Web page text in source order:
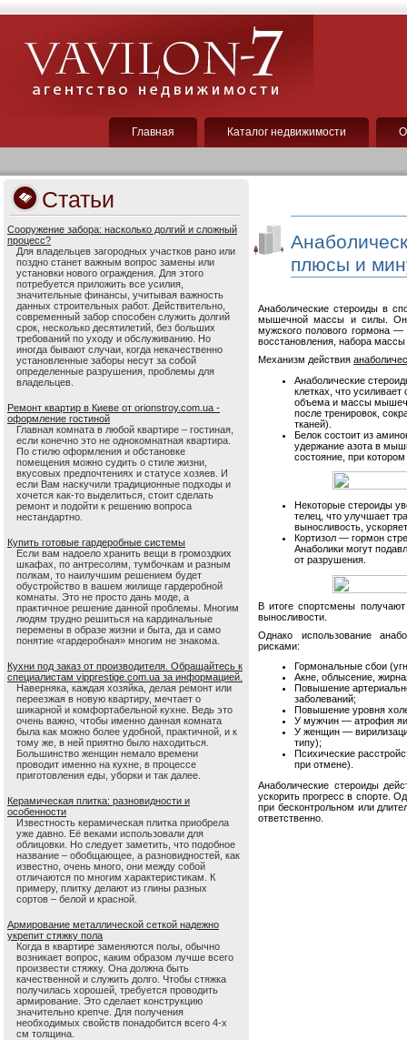
Главная Каталог недвижимости
Статьи
Сооружение забора: насколько долгий и сложный
процесс?
Для владельцев загородных участков рано или
поздно станет важным вопрос замены или
установки нового ограждения. Для этого
потребуется приложить все усилия,
значительные финансы, учитывая важность
данных строительных работ. Действительно,
современный забор способен служить долгий
срок, несколько десятилетий, без больших
требований по уходу и обслуживанию. Но
иногда бывают случаи, когда некачественно
установленные заборы несут за собой
определенные разрушения, проблемы для
владельцев.
Ремонт квартир в Киеве от orionstroy.com.ua -
оформление гостиной
Главная комната в любой квартире – гостиная,
если конечно это не однокомнатная квартира.
По стилю оформления и обстановке
помещения можно судить о стиле жизни,
вкусовых предпочтениях и статусе хозяев. И
если Вам наскучили традиционные подходы и
хочется как-то выделиться, стоит сделать
ремонт и подойти к решению вопроса
нестандартно.
Купить готовые гардеробные системы
Если вам надоело хранить вещи в громоздких
шкафах, по антресолям, тумбочкам и разным
полкам, то наилучшим решением будет
обустройство в вашем жилище гардеробной
комнаты. Это не просто дань моде, а
практичное решение данной проблемы. Многим
людям трудно решиться на кардинальные
перемены в образе жизни и быта, да и само
понятие «гардеробная» многим не знакома.
Кухни под заказ от производителя. Обращайтесь к
специалистам vipprestige.com.ua за информацией.
Наверняка, каждая хозяйка, делая ремонт или
переезжая в новую квартиру, мечтает о
шикарной и комфортабельной кухне. Ведь это
очень важно, чтобы именно данная комната
была как можно более удобной, практичной, и к
тому же, в ней приятно было находиться.
Большинство женщин немало времени
проводит именно на кухне, в процессе
приготовления еды, уборки и так далее.
Керамическая плитка: разновидности и
особенности
Известность керамическая плитка приобрела
уже давно. Её веками использовали для
облицовки. Но следует заметить, что подобное
название – обобщающее, а разновидностей, как
известно, очень много, они между собой
отличаются по многим характеристикам. К
примеру, плитку делают из глины разных
сортов – белой и красной.
Армирование металлической сеткой надежно
укрепит стяжку пола
Когда в квартире заменяются полы, обычно
возникает вопрос, каким образом лучше всего
произвести стяжку. Она должна быть
качественной и служить долго. Чтобы стяжка
получилась хорошей, требуется проводить
армирование. Это сделает конструкцию
значительно крепче. Для получения
необходимых свойств понадобится всего 4-х
см толщина.
плюсы и
Анаболические стероиды в
мышечной массы и силы. Они
мужского полового гормона —
восстановления, набора
Механизм действия
Анаболические
клетках, что
объема и массы
после тренировок,
тканей).
Белок состоит из
удержание азота в
состояние, при
Некоторые стероиды
телец, что улучшает
выносливость,
Кортизол — гормон
Анаболики могут
от разрушения.
В итоге спортсмены
выносливости.
Однако использование
рисками:
Гормональные сбои
Акне, облысение,
Повышение
заболеваний;
Повышение уровня
У мужчин — атрофия
У женщин —
типу);
Психические
при отмене).
Анаболические стероиды
ускорить прогресс в спорте.
при бесконтрольном или
ответственно.